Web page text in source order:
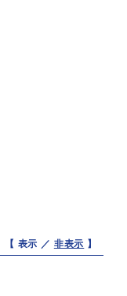
【 表示 ／ 非表示 】